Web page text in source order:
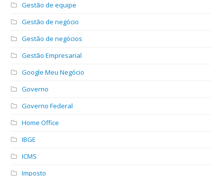
Gestão de equipe
Gestão de negócio
Gestão de negócios
Gestão Empresarial
Google Meu Negócio
Governo
Governo Federal
Home Office
IBGE
ICMS
Imposto